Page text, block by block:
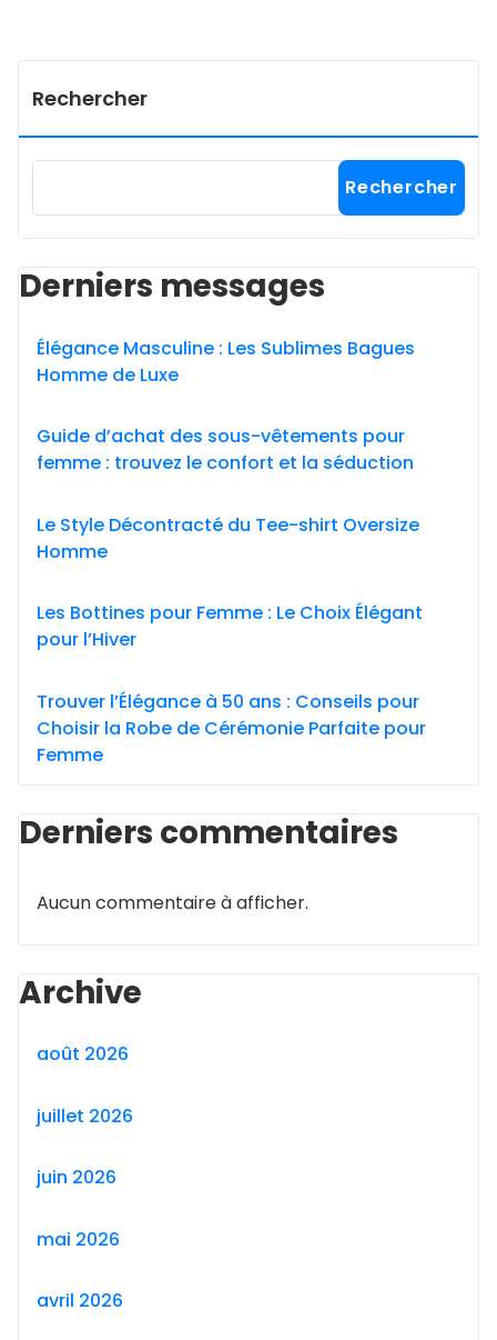
Rechercher
Rechercher
Derniers messages
Élégance Masculine : Les Sublimes Bagues
Homme de Luxe
Guide d’achat des sous-vêtements pour
femme : trouvez le confort et la séduction
Le Style Décontracté du Tee-shirt Oversize
Homme
Les Bottines pour Femme : Le Choix Élégant
pour l’Hiver
Trouver l’Élégance à 50 ans : Conseils pour
Choisir la Robe de Cérémonie Parfaite pour
Femme
Derniers commentaires
Aucun commentaire à afficher.
Archive
août 2026
juillet 2026
juin 2026
mai 2026
avril 2026